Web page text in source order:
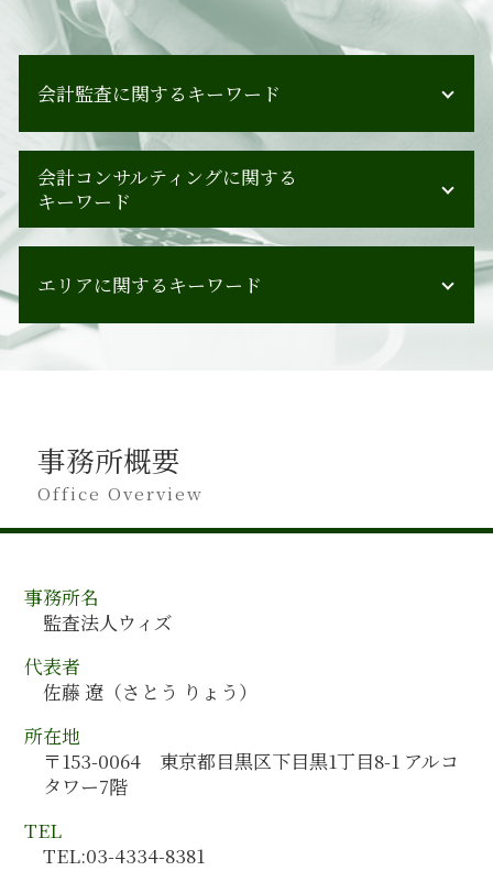
会計監査に関するキーワード
会計監査 手続き
会計監査 合わない
会計監査 健康保険
会計監査 流れ
監査 対応
会計監査 必要
会計監査 重要性
会計監査 すること
会計監査 期限
会計監査 内部統制監査 違い
会計監査 いつ
会計監査 会社
監査報告書 会社法
会計コンサルティングに関する
キーワード
事業承継 m&a 違い
企業会計 営業利益
管理会計 活用
人材育成 マネジメント
管理会計
m&a デューデリジェンス
管理会計 分析
経営計画策定
管理会計 財務会計
会計コンサルティング 企業
事業承継 アドバイザー
組織再編
人事制度構築 コンサル
エリアに関するキーワード
香川県 会計監査
岩手県 会計監査
島根県 会計監査
大分県 会計監査
神奈川県 会計コンサルティング
高知県 会計監査
埼玉県 会計監査
山梨県 会計監査
東京都 会計監査
奈良県 会計監査
北海道 会計監査
群馬県 会計監査
事務所概要
Office Overview
事務所名
監査法人ウィズ
代表者
佐藤 遼（さとう りょう）
所在地
〒153-0064 東京都目黒区下目黒1丁目8-1 アルコ
タワー7階
TEL
TEL:03-4334-8381